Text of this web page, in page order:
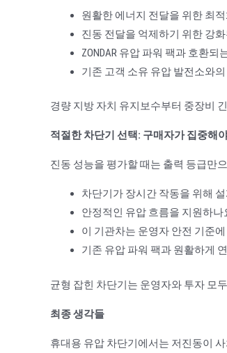
원활한 에너지 전달을 위한 최
진동 전달을 억제하기 위한 강
ZONDAR 유압 파워 팩과 호환
기존 고객 소유 유압 발전소와
경량 지방 자치 유지보수부터 중장비
적절한 차단기 선택: 구매자가 집중해
진동 성능을 평가할 때는 출력 등급만
차단기가 장시간 작동을 위해
안정적인 유압 흐름을 지원하나
이 기관차는 운영자 안전 기준
기존 유압 파워 팩과 원활하게
균형 잡힌 차단기는 운영자와 투자 모
최종 생각들
휴대용 유압 차단기에서는 저진동이